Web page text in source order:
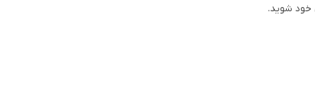
خود شوید.